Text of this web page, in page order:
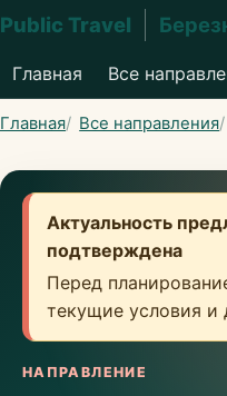
Public Travel
Главная Все
Главная Все направления
Актуальность
подтверждена
Перед
текущие условия и
НАПРАВЛЕНИЕ